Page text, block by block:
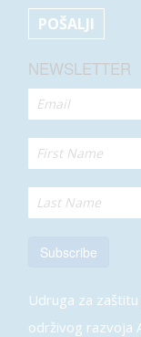
NEWSLETTER
Subscribe
Udruga za
održivog razvoja